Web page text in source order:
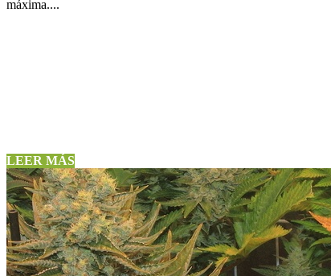
máxima....
LEER MÁS